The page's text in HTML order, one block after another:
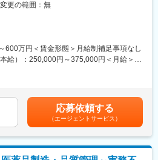
る業務
販売を行う当社にて、健康食品部門の資
からの原料買い付け、健康食品・医薬品
広い業務を担当いただきます。
や、継続的なコストダウンの実行
組みの強化
イドで商品を作り上げます。そのため
更の範囲：無
600万円＜賃金形態＞月給制補足事項なし
給）：250,000円～375,000円＜月給＞
額であり、選考を通じて上下する可能性
)は固定手当を含めた表記です。
応募依頼する
（エージェントサービス）